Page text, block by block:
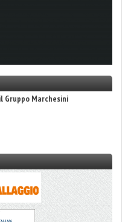
Gruppo Marchesini